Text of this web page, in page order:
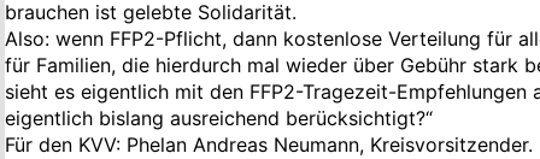
brauchen ist gelebte Solidarität.
Also: wenn FFP2-Pflicht, dann kostenlose Verteilung für
für Familien, die hierdurch mal wieder über Gebühr stark
sieht es eigentlich mit den FFP2-Tragezeit-Empfehlungen
eigentlich bislang ausreichend berücksichtigt?“
Für den KVV: Phelan Andreas Neumann, Kreisvorsitzender.